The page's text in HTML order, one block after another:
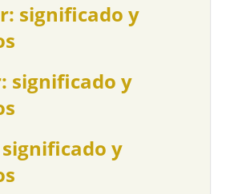
significado y
significado y
y